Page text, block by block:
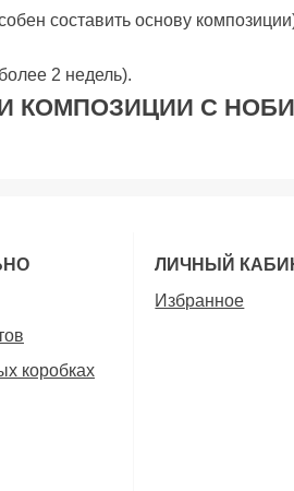
составить основу
2 недель).
КОМПОЗИЦИИ С
коробках
ЛИЧНЫЙ
Избранное